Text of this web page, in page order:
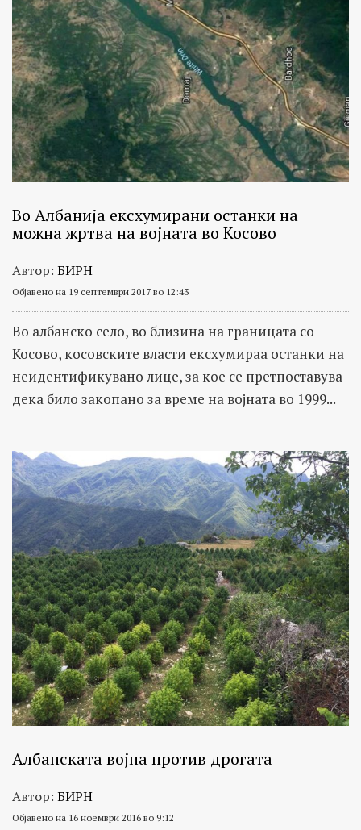
Во Албанија ексхумирани останки на
можна жртва на војната во Косово
Автор: БИРН
Објавено на 19 септември 2017 во 12:43
Во албанско село, во близина на границата со
Косово, косовските власти ексхумираа останки на
неидентификувано лице, за кое се претпоставува
дека било закопано за време на војната во 1999...
Албанската војна против дрогата
Автор: БИРН
Објавено на 16 ноември 2016 во 9:12